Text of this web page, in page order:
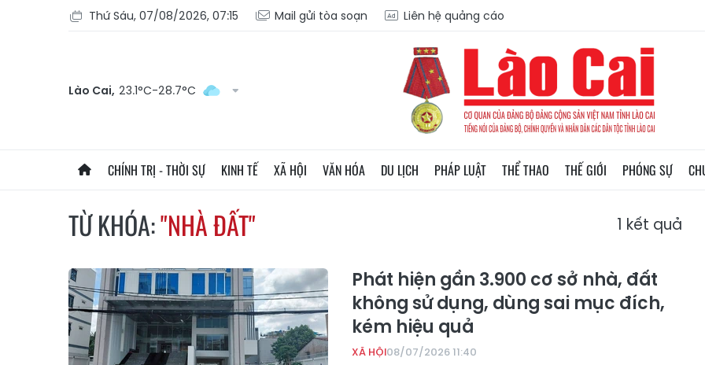
Thứ Sáu, 07/08/2026, 07:15 Mail gửi tòa soạn Liên hệ quảng cáo
Lào Cai, 23.1°C-28.7°C
CHÍNH TRỊ - THỜI SỰ KINH TẾ XÃ HỘI VĂN HÓA DU LỊCH PHÁP LUẬT THỂ THAO THẾ GIỚI PHÓNG SỰ
TỪ KHÓA:"NHÀ ĐẤT" 1 kết quả
Phát hiện gần 3.900 cơ sở nhà, đất
không sử dụng, dùng sai mục đích,
kém hiệu quả
XÃ HỘI08/07/2026 11:40